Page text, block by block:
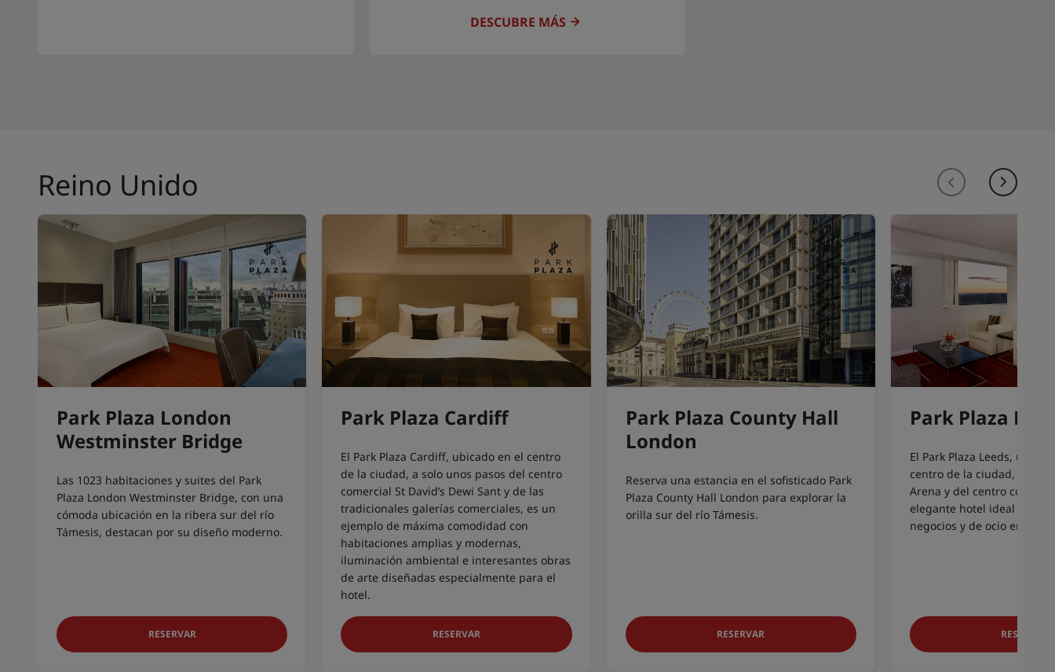
DESCUBRE MÁS
Reino Unido
Park Plaza London
Westminster Bridge
Las 1023 habitaciones y suites del Park
Plaza London Westminster Bridge, con una
cómoda ubicación en la ribera sur del río
Támesis, destacan por su diseño moderno.
RESERVAR
Park Plaza Cardiff
El Park Plaza Cardiff, ubicado en el centro
de la ciudad, a solo unos pasos del centro
comercial St David’s Dewi Sant y de las
tradicionales galerías comerciales, es un
ejemplo de máxima comodidad con
habitaciones amplias y modernas,
iluminación ambiental e interesantes obras
de arte diseñadas especialmente para el
hotel.
RESERVAR
Park Plaza County Hall
London
Reserva una estancia en el sofisticado Park
Plaza County Hall London para explorar la
orilla sur del río Támesis.
RESERVAR
Park Plaza
El Park Plaza Leeds,
centro de la ciudad, cerca
Arena y del centro
elegante hotel ideal para
negocios y de ocio en
RESERVAR